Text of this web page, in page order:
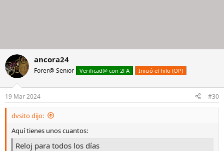
ancora24
Forer@ Senior Verificad@ con 2FA Inició el hilo (OP)
19 Mar 2024 #30
dvsito dijo:
Aquí tienes unos cuantos:
Reloj para todos los días